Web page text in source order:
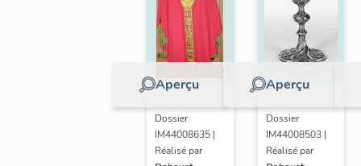
Aperçu
Dossier
IM44008635 |
Réalisé par
Aperçu
Dossier
IM44008503 |
Réalisé par